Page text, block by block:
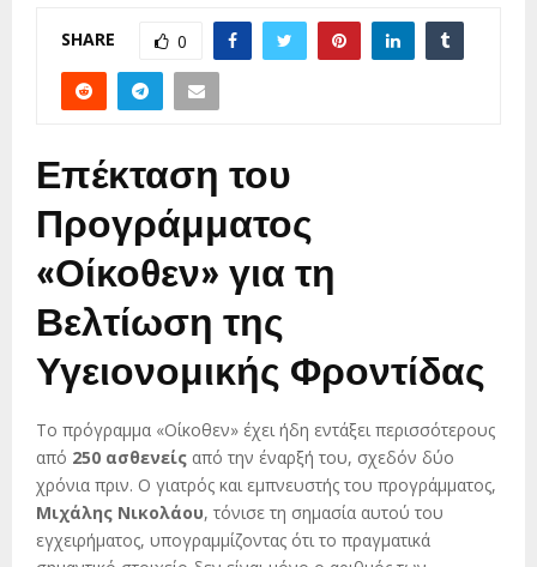
SHARE 0
Επέκταση του
Προγράμματος
«Οίκοθεν» για τη
Βελτίωση της
Υγειονομικής Φροντίδας
Το πρόγραμμα «Οίκοθεν» έχει ήδη εντάξει περισσότερους
από 250 ασθενείς από την έναρξή του, σχεδόν δύο
χρόνια πριν. Ο γιατρός και εμπνευστής του προγράμματος,
Μιχάλης Νικολάου, τόνισε τη σημασία αυτού του
εγχειρήματος, υπογραμμίζοντας ότι το πραγματικά